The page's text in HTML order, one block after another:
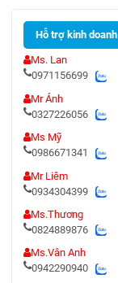
Hỗ trợ kinh doanh
Ms. Lan
0971156699
Mr Ánh
0327226056
Ms Mỹ
0986671341
Mr Liêm
0934304399
Ms.Thương
0824889876
Ms.Vân Anh
0942290940